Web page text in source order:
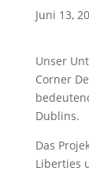
Juni 13,
Unser
Corner
Dublins.
Das
Liberties